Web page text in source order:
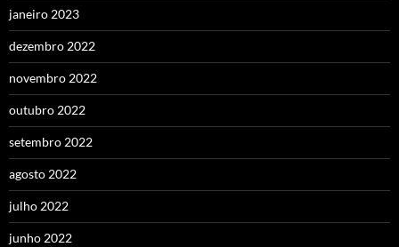
janeiro 2023
dezembro 2022
novembro 2022
outubro 2022
setembro 2022
agosto 2022
julho 2022
junho 2022